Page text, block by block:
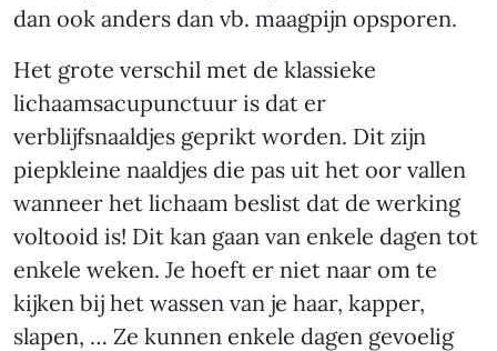
dan ook anders dan vb. maagpijn opsporen.
Het grote verschil met de klassieke
lichaamsacupunctuur is dat er
verblijfsnaaldjes geprikt worden. Dit zijn
piepkleine naaldjes die pas uit het oor vallen
wanneer het lichaam beslist dat de werking
voltooid is! Dit kan gaan van enkele dagen tot
enkele weken. Je hoeft er niet naar om te
kijken bij het wassen van je haar, kapper,
slapen, … Ze kunnen enkele dagen gevoelig